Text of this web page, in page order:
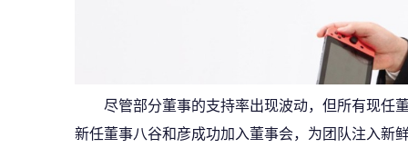
尽管部分董事的支持率出现波动，但所有现任
新任董事八谷和彦成功加入董事会，为团队注入新